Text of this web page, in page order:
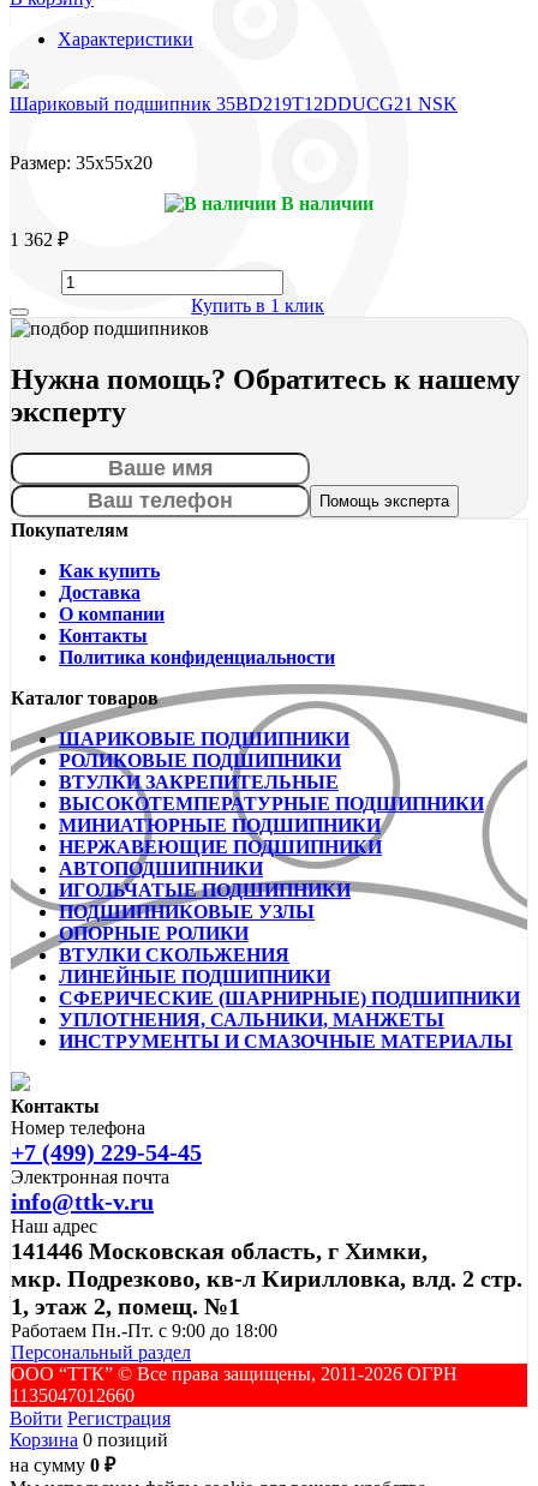
Характеристики
Шариковый подшипник 35BD219T12DDUCG21 NSK
Размер: 35x55x20
В наличии
1 362 ₽
Купить в 1 клик
Нужна помощь? Обратитесь к нашему
эксперту
Покупателям
Как купить
Доставка
О компании
Контакты
Политика конфиденциальности
Каталог товаров
ШАРИКОВЫЕ ПОДШИПНИКИ
РОЛИКОВЫЕ ПОДШИПНИКИ
ВТУЛКИ ЗАКРЕПИТЕЛЬНЫЕ
ВЫСОКОТЕМПЕРАТУРНЫЕ ПОДШИПНИКИ
МИНИАТЮРНЫЕ ПОДШИПНИКИ
НЕРЖАВЕЮЩИЕ ПОДШИПНИКИ
АВТОПОДШИПНИКИ
ИГОЛЬЧАТЫЕ ПОДШИПНИКИ
ПОДШИПНИКОВЫЕ УЗЛЫ
ОПОРНЫЕ РОЛИКИ
ВТУЛКИ СКОЛЬЖЕНИЯ
ЛИНЕЙНЫЕ ПОДШИПНИКИ
СФЕРИЧЕСКИЕ (ШАРНИРНЫЕ) ПОДШИПНИКИ
УПЛОТНЕНИЯ, САЛЬНИКИ, МАНЖЕТЫ
ИНСТРУМЕНТЫ И СМАЗОЧНЫЕ МАТЕРИАЛЫ
Контакты
Номер телефона
+7 (499) 229-54-45
Электронная почта
info@ttk-v.ru
Наш адрес
141446 Московская область, г Химки,
мкр. Подрезково, кв-л Кирилловка, влд. 2 стр.
1, этаж 2, помещ. №1
Работаем Пн.-Пт. с 9:00 до 18:00
Персональный раздел
ООО “ТТК” ©️ Все права защищены, 2011-2026 ОГРН
1135047012660
Войти Регистрация
Корзина 0 позиций
на сумму 0 ₽